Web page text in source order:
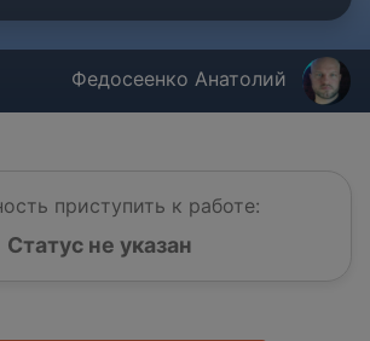
Федосеенко Анатолий
приступить к работе:
Статус не указан